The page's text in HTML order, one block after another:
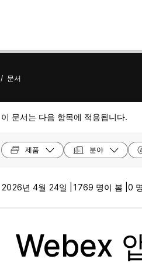
/ 문서
이 문서는 다음 항목에 적용됩니다.
제품 분야
2026년 4월 24일 | 1769 명이 봄 | 0
Webex